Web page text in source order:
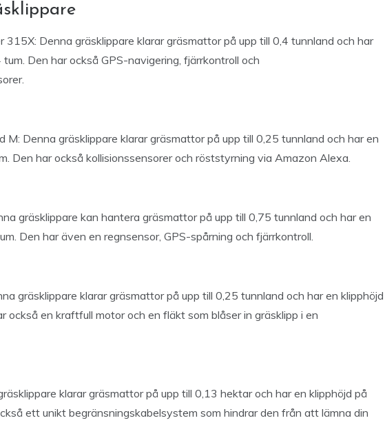
315X: Denna gräsklippare klarar gräsmattor på upp till 0,4 tunnland och har
Den har också GPS-navigering, fjärrkontroll och
Denna gräsklippare klarar gräsmattor på upp till 0,25 tunnland och har en
Den har också kollisionssensorer och röststyrning via Amazon Alexa.
gräsklippare kan hantera gräsmattor på upp till 0,75 tunnland och har en
Den har även en regnsensor, GPS-spårning och fjärrkontroll.
gräsklippare klarar gräsmattor på upp till 0,25 tunnland och har en klipphöjd
också en kraftfull motor och en fläkt som blåser in gräsklipp i en
klarar gräsmattor på upp till 0,13 hektar och har en klipphöjd på
ett unikt begränsningskabelsystem som hindrar den från att lämna din